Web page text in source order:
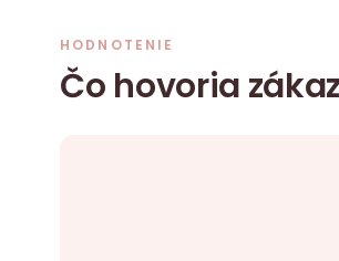
HODNOTENIE
Čo hovoria